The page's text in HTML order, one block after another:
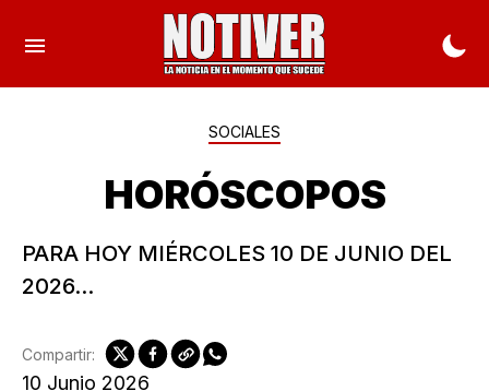
SOCIALES
HORÓSCOPOS
PARA HOY MIÉRCOLES 10 DE JUNIO DEL
2026...
10 Junio 2026
Compartir: